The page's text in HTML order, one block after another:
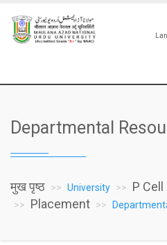
main
content
Departmental
मुख पृष्ठ University P Cell
Placement